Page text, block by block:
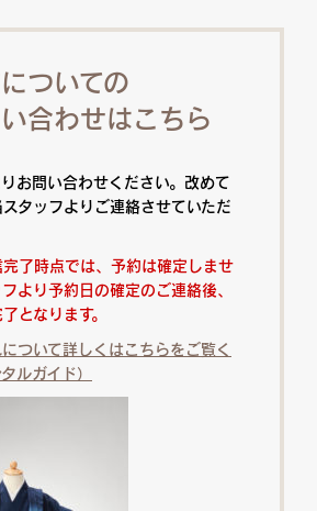
ついての
合わせはこちら
お問い合わせください。改めて
タッフよりご連絡させていただ
了時点では、予約は確定しませ
より予約日の確定のご連絡後、
となります。
ついて詳しくはこちらをご覧く
ルガイド）